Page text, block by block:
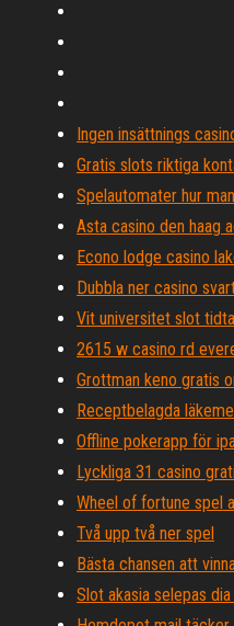
Ingen insättnings
Gratis slots riktiga
Spelautomater hur
Asta casino den haag
Econo lodge casino
Dubbla ner casino
Vit universitet slot
2615 w casino rd
Grottman keno gratis
Receptbelagda
Offline pokerapp för
Lyckliga 31 casino
Wheel of fortune spel
Två upp två ner spel
Bästa chansen att
Slot akasia selepas